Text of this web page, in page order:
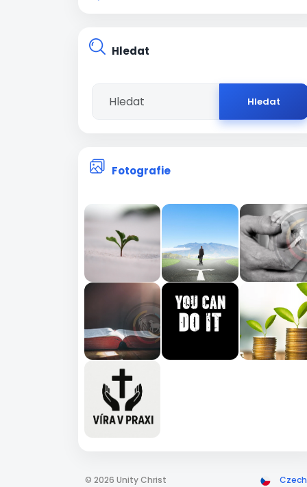
Hledat
Hledat
Fotografie
© 2026 Unity Christ Czech